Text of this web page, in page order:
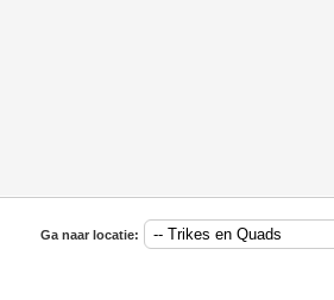
Ga naar locatie: